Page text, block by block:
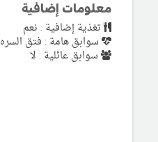
معلومات إضافية
تغذية إضافية : نعم
سوابق هامة : فتق السره
سوابق عائلية : لا